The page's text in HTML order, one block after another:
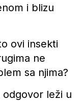
i blizu
ovi insekti
ne
sa njima?
odgovor leži u